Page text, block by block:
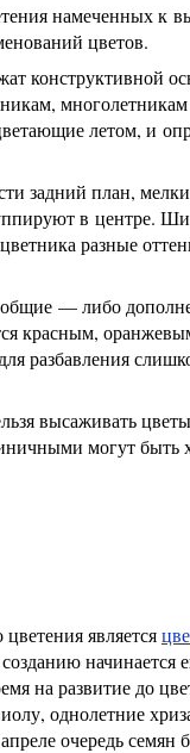
намеченных к
цветов.
конструктивной
летом, и
задний план,
в центре.
разные
общие — либо
красным,
разбавления
высаживать
могут быть
является
начинается
на развитие до
однолетние
очередь семян